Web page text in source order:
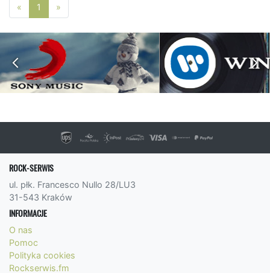
« Poprzednia strona
1 »
ROCK-SERWIS
ul. płk. Francesco Nullo 28/LU3
31-543 Kraków
INFORMACJE
O nas
Pomoc
Polityka cookies
Rockserwis.fm